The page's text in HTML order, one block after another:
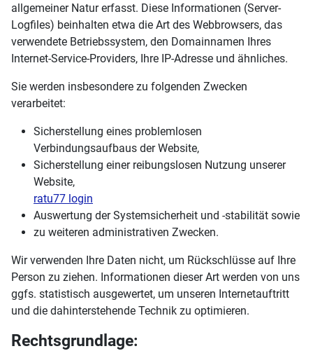
allgemeiner Natur erfasst. Diese Informationen (Server-
Logfiles) beinhalten etwa die Art des Webbrowsers, das
verwendete Betriebssystem, den Domainnamen Ihres
Internet-Service-Providers, Ihre IP-Adresse und ähnliches.
Sie werden insbesondere zu folgenden Zwecken
verarbeitet:
Sicherstellung eines problemlosen
Verbindungsaufbaus der Website,
Sicherstellung einer reibungslosen Nutzung unserer
Website,
ratu77 login
Auswertung der Systemsicherheit und -stabilität sowie
zu weiteren administrativen Zwecken.
Wir verwenden Ihre Daten nicht, um Rückschlüsse auf Ihre
Person zu ziehen. Informationen dieser Art werden von uns
ggfs. statistisch ausgewertet, um unseren Internetauftritt
und die dahinterstehende Technik zu optimieren.
Rechtsgrundlage: